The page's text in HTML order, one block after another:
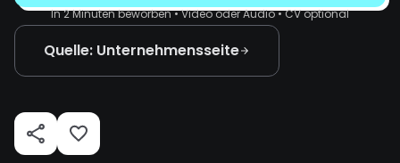
In 2 Minuten beworben • Video oder Audio • CV optional
Quelle: Unternehmensseite